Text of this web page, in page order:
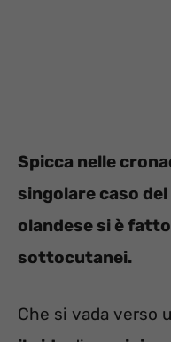
Spicca nelle
singolare caso del
olandese si è
sottocutanei.
Che si vada verso